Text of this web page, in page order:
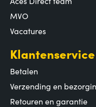
MVO
Vacatures
Klantenservice
Betalen
Verzending en
Retouren en garantie